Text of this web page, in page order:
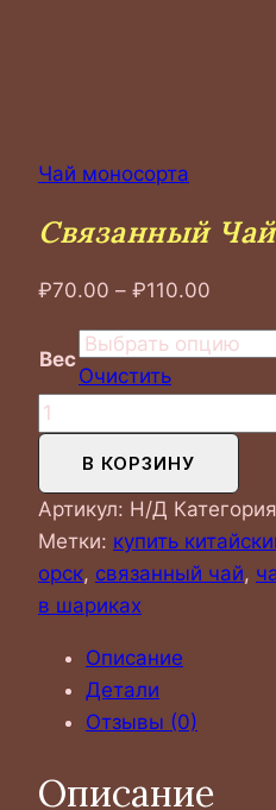
Чай моносорта
Связанный Чай
₽70.00 – ₽110.00
Вес
Очистить
Количество
товара
Связанный
чай
В КОРЗИНУ
Артикул: Н/Д
Метки: купить
орск, связанный чай,
в шариках
Описание
Детали
Отзывы (0)
Описание